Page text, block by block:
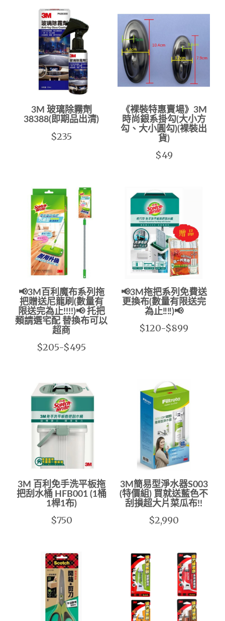
3M 玻璃除霧劑
38388(即期品出清)
$235
《裸裝特惠賣場》3M
時尚銀系掛勾(大小方
勾、大小圓勾)(裸裝出
貨)
$49
📢3M百利魔布系列拖
把贈送尼龍刷(數量有
限送完為止!!!!)📢 托把
類請選宅配 替換布可以
超商
$205-$495
📢3M拖把系列免費送
更換布(數量有限送完
為止‼️‼️)📢
$120-$899
3M 百利免手洗平板拖
把刮水桶 HFB001 (1桶
1桿1布)
$750
3M簡易型淨水器S003
(特價組) 買就送藍色不
刮損超大片菜瓜布!!
$2,990